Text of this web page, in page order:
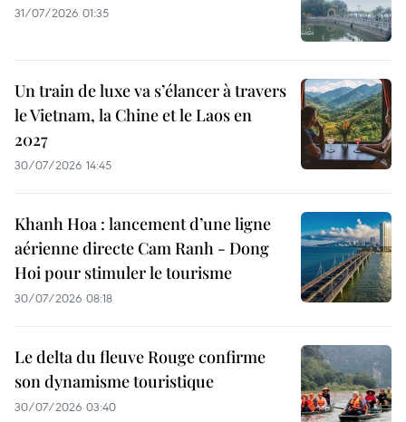
31/07/2026 01:35
Un train de luxe va s’élancer à travers
le Vietnam, la Chine et le Laos en
2027
30/07/2026 14:45
Khanh Hoa : lancement d’une ligne
aérienne directe Cam Ranh - Dong
Hoi pour stimuler le tourisme
30/07/2026 08:18
Le delta du fleuve Rouge confirme
son dynamisme touristique
30/07/2026 03:40